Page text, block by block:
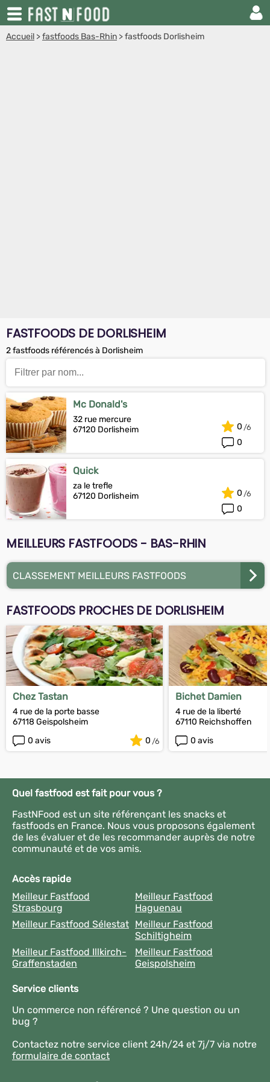
Accueil >fastfoods Bas-Rhin >fastfoods Dorlisheim
FASTFOODS DE DORLISHEIM
2 fastfoods référencés à Dorlisheim
Mc Donald's
32 rue mercure
67120 Dorlisheim
0
0
Quick
za le trefle
67120 Dorlisheim
0
0
MEILLEURS FASTFOODS - BAS-RHIN
CLASSEMENT MEILLEURS FASTFOODS
FASTFOODS PROCHES DE DORLISHEIM
Chez Tastan
4 rue de la porte basse
67118 Geispolsheim
0 avis
0
Bichet Damien
4 rue de la liberté
67110 Reichshoffen
0 avis
Quel fastfood est fait pour vous ?
FastNFood est un site référençant les snacks et
fastfoods en France. Nous vous proposons également
de les évaluer et de les recommander auprès de notre
communauté et de vos amis.
Accès rapide
Meilleur Fastfood
Strasbourg
Meilleur Fastfood
Haguenau
Meilleur Fastfood Sélestat Meilleur Fastfood
Schiltigheim
Meilleur Fastfood Illkirch-
Graffenstaden
Meilleur Fastfood
Geispolsheim
Service clients
Un commerce non référencé ? Une question ou un
bug ?
Contactez notre service client 24h/24 et 7j/7 via notre
formulaire de contact